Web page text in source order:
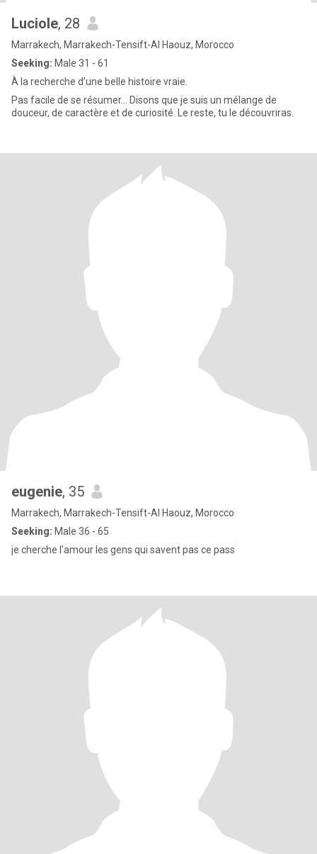
Luciole, 28
Marrakech, Marrakech-Tensift-Al Haouz, Morocco
Seeking: Male 31 - 61
À la recherche d’une belle histoire vraie.
Pas facile de se résumer… Disons que je suis un mélange de
douceur, de caractère et de curiosité. Le reste, tu le découvriras.
eugenie, 35
Marrakech, Marrakech-Tensift-Al Haouz, Morocco
Seeking: Male 36 - 65
je cherche l’amour les gens qui savent pas ce pass